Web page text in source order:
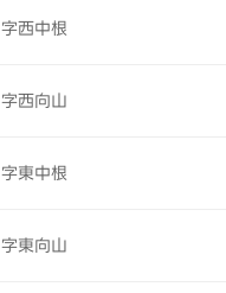
字西中根
字西向山
字東中根
字東向山